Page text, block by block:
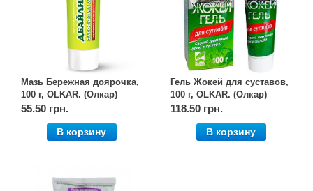
Мазь Бережная доярочка,
100 г, OLKAR. (Олкар)
55.50 грн.
В корзину
Гель Жокей для суставов,
100 г, OLKAR. (Олкар)
118.50 грн.
В корзину